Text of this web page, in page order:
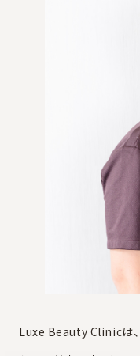
Luxe Beauty Clinicは